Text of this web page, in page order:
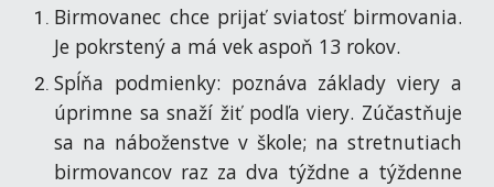
Birmovanec chce prijať sviatosť birmovania.
Je pokrstený a má vek aspoň 13 rokov.
Spĺňa podmienky: poznáva základy viery a
úprimne sa snaží žiť podľa viery. Zúčastňuje
sa na náboženstve v škole; na stretnutiach
birmovancov raz za dva týždne a týždenne